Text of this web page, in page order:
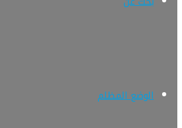
الوضع المظلم